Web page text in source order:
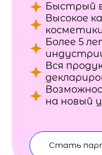
Быстрый
Высокое
Более 5
Вся
на новый
Стать